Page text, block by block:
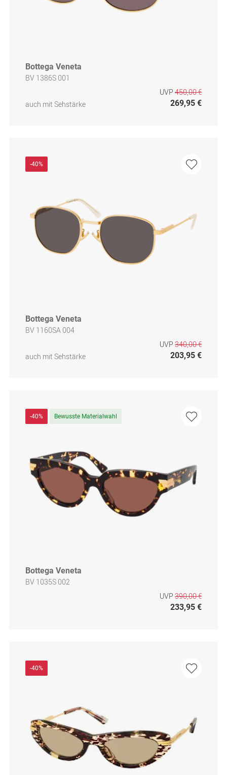
Bottega Veneta
BV 1386S 001
auch mit Sehstärke
UVP 450,00 €
269,95 €
-40%
Bottega Veneta
BV 1160SA 004
auch mit Sehstärke
UVP 340,00 €
203,95 €
-40% Bewusste Materialwahl
Bottega Veneta
BV 1035S 002
UVP 390,00 €
233,95 €
-40%